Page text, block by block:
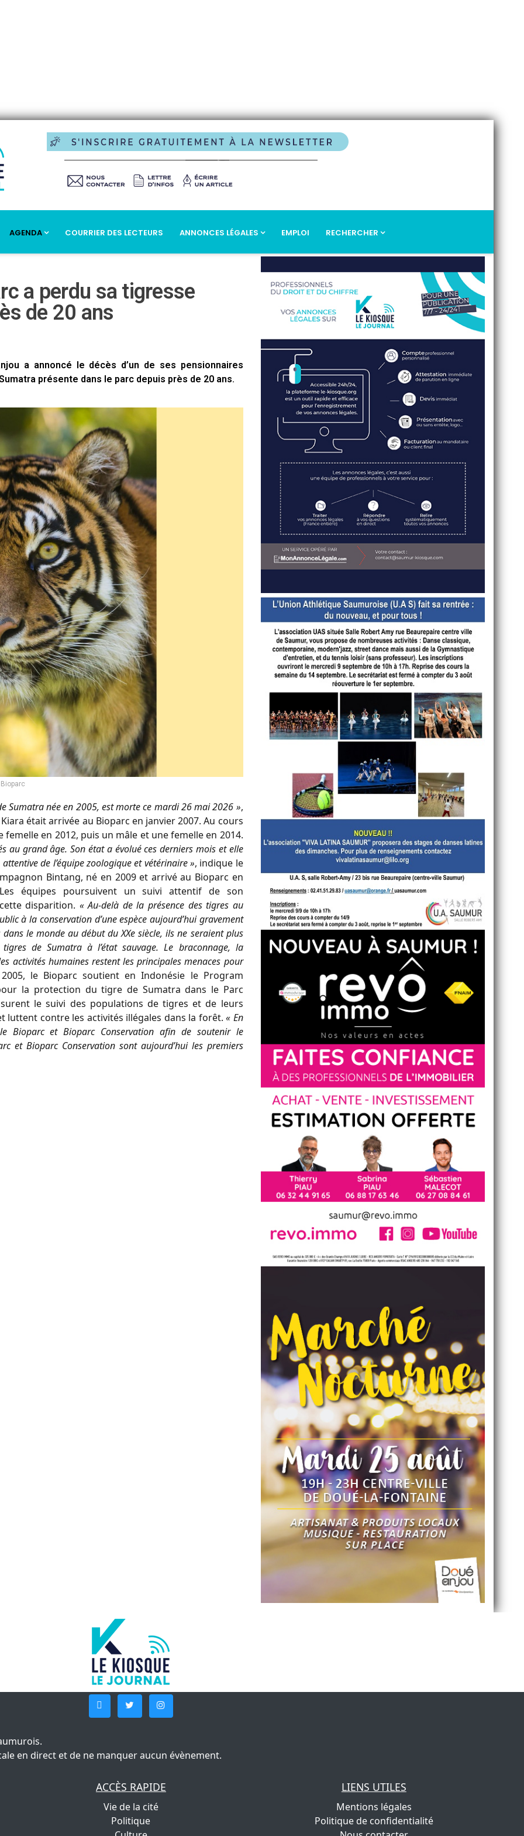
AGENDA COURRIER DES LECTEURS ANNONCES LÉGALES EMPLOI RECHERCHER
a perdu sa tigresse
de 20 ans
a annoncé le décès d’un de ses pensionnaires
présente dans le parc depuis près de 20 ans.
Sumatra née en 2005, est morte ce mardi 26 mai 2026 »,
était arrivée au Bioparc en janvier 2007. Au cours
en 2012, puis un mâle et une femelle en 2014.
au grand âge. Son état a évolué ces derniers mois et elle
de l’équipe zoologique et vétérinaire », indique le
Bintang, né en 2009 et arrivé au Bioparc en
équipes poursuivent un suivi attentif de son
disparition. « Au-delà de la présence des tigres au
à la conservation d’une espèce aujourd’hui gravement
le monde au début du XXe siècle, ils ne seraient plus
de Sumatra à l’état sauvage. Le braconnage, la
activités humaines restent les principales menaces pour
le Bioparc soutient en Indonésie le Program
la protection du tigre de Sumatra dans le Parc
le suivi des populations de tigres et de leurs
luttent contre les activités illégales dans la forêt.« En
Bioparc et Bioparc Conservation afin de soutenir le
et Bioparc Conservation sont aujourd’hui les premiers
en direct et de ne manquer aucun évènement.
ACCÈS RAPIDE
Vie de la cité
Politique
LIENS UTILES
Mentions légales
Politique de confidentialité